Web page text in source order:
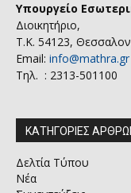
Υπουργείο
Διοικητήριο,
Τ.Κ. 54123,
Email: info@mathra.gr
Τηλ. : 2313-501100
ΚΑΤΗΓΟΡΙΕΣ
Δελτία Τύπου
Νέα